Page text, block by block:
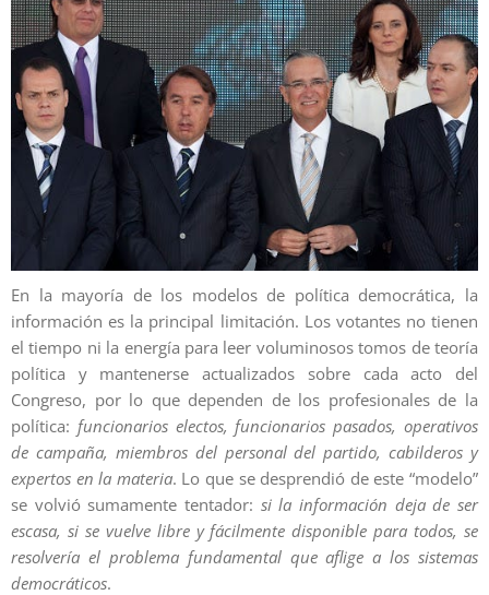
En la mayoría de los modelos de política democrática, la
información es la principal limitación. Los votantes no tienen
el tiempo ni la energía para leer voluminosos tomos de teoría
política y mantenerse actualizados sobre cada acto del
Congreso, por lo que dependen de los profesionales de la
política: funcionarios electos, funcionarios pasados, operativos
de campaña, miembros del personal del partido, cabilderos y
expertos en la materia. Lo que se desprendió de este “modelo”
se volvió sumamente tentador: si la información deja de ser
escasa, si se vuelve libre y fácilmente disponible para todos, se
resolvería el problema fundamental que aflige a los sistemas
democráticos.